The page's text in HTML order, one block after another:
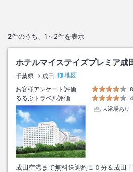
2件のうち、 1～2件を表示
ホテルマイステイズプレミア成
千葉県 成田
地図
お客様アンケート評価
るるぶトラベル評価
大浴場あり
成田空港まで無料送迎約１０分＆成田